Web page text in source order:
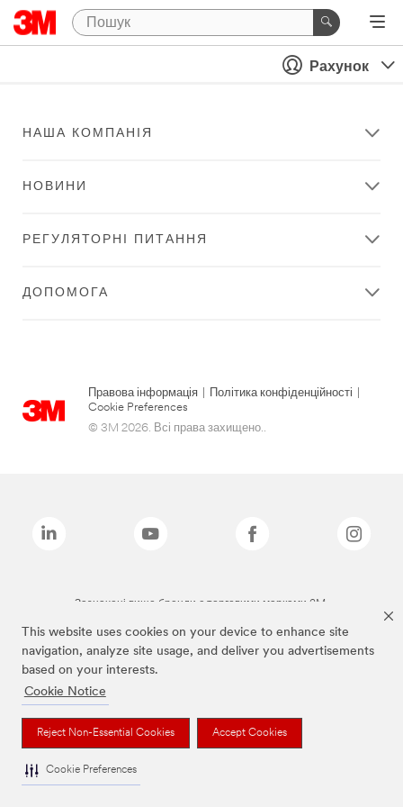
This website uses cookies on your device to enhance site
navigation, analyze site usage, and deliver you advertisements
based on your interests.
Cookie Notice
Reject Non-Essential Cookies Accept Cookies
Cookie Preferences
Рахунок
НАША КОМПАНІЯ
НОВИНИ
РЕГУЛЯТОРНІ ПИТАННЯ
ДОПОМОГА
Правова інформація Політика конфіденційності
Cookie Preferences
© 3M 2026. Всі права захищено..
Зазначені вище бренди є торговими марками 3M.